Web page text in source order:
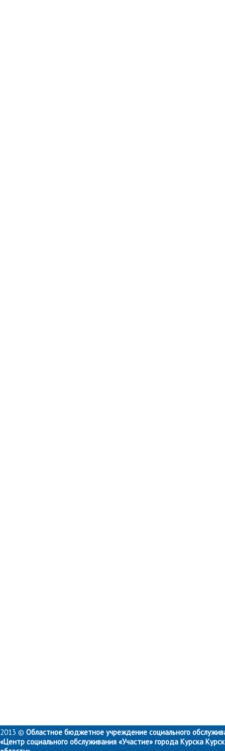
2013 © Областное бюджетное учреждение социального
«Центр социального обслуживания «Участие» города Курска